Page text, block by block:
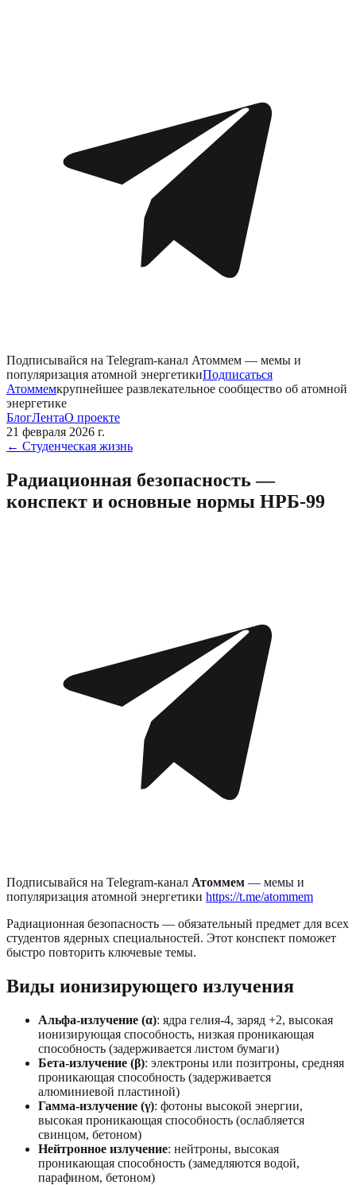
Подписывайся на Telegram-канал Атоммем — мемы и
популяризация атомной энергетикиПодписаться
Атоммемкрупнейшее развлекательное сообщество об атомной
энергетике
БлогЛентаО проекте
21 февраля 2026 г.
← Студенческая жизнь
Радиационная безопасность —
конспект и основные нормы НРБ-99
Подписывайся на Telegram-канал Атоммем — мемы и
популяризация атомной энергетики https://t.me/atommem
Радиационная безопасность — обязательный предмет для всех
студентов ядерных специальностей. Этот конспект поможет
быстро повторить ключевые темы.
Виды ионизирующего излучения
Альфа-излучение (α): ядра гелия-4, заряд +2, высокая
ионизирующая способность, низкая проникающая
способность (задерживается листом бумаги)
Бета-излучение (β): электроны или позитроны, средняя
проникающая способность (задерживается
алюминиевой пластиной)
Гамма-излучение (γ): фотоны высокой энергии,
высокая проникающая способность (ослабляется
свинцом, бетоном)
Нейтронное излучение: нейтроны, высокая
проникающая способность (замедляются водой,
парафином, бетоном)